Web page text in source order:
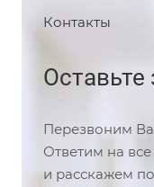
Контакты
Оставьте
Перезвоним
Ответим на
и расскажем